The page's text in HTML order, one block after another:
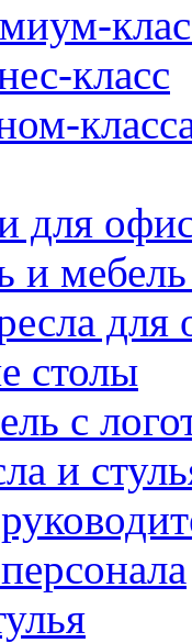
класс
для
и
для
столы
с
и